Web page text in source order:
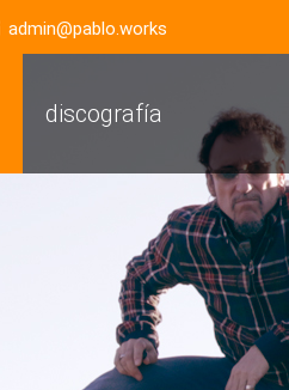
admin@pablo.works
discografía